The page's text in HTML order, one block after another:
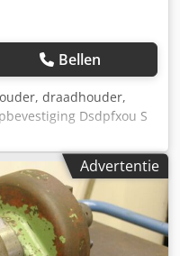
Bellen
draadhouder,
Dsdpfxou S
zelfopenende
40 x 100 mm -
8,6 kgAdvertentie